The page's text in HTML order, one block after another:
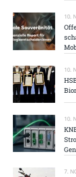
10.
10.
10.
7.